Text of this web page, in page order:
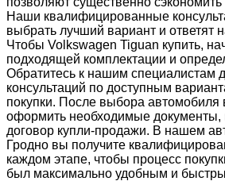
Наши квалифицированные
выбрать лучший вариант и ответят
Чтобы Volkswagen Tiguan купить,
подходящей комплектации и
Обратитесь к нашим специалистам
консультаций по доступным
покупки. После выбора автомобиля
оформить необходимые документы,
договор купли-продажи. В нашем
Гродно вы получите
каждом этапе, чтобы процесс
был максимально удобным и